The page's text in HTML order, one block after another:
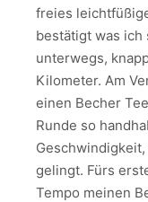
freies
bestätigt was ich
unterwegs,
Kilometer. Am
einen Becher
Runde so
gelingt. Fürs
Tempo meinen